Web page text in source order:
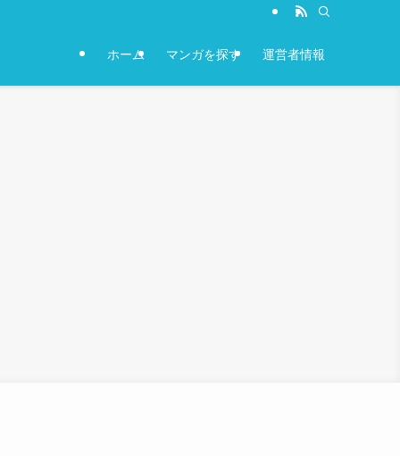
ホーム マンガを探す 運営者情報